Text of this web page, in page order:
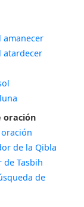
amanecer
atardecer
oración
de la Qibla
Tasbih
de